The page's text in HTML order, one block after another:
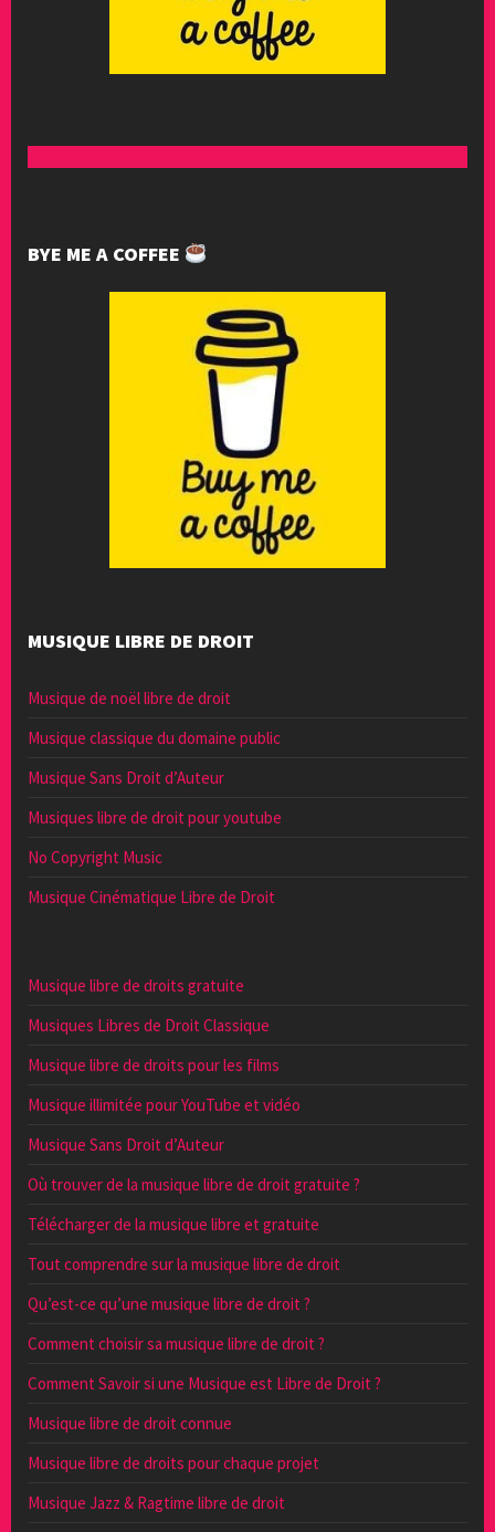
BYE ME A COFFEE
MUSIQUE LIBRE DE DROIT
Musique de noël libre de droit
Musique classique du domaine public
Musique Sans Droit d’Auteur
Musiques libre de droit pour youtube
No Copyright Music
Musique Cinématique Libre de Droit
Musique libre de droits gratuite
Musiques Libres de Droit Classique
Musique libre de droits pour les films
Musique illimitée pour YouTube et vidéo
Musique Sans Droit d’Auteur
Où trouver de la musique libre de droit gratuite ?
Télécharger de la musique libre et gratuite
Tout comprendre sur la musique libre de droit
Qu’est-ce qu’une musique libre de droit ?
Comment choisir sa musique libre de droit ?
Comment Savoir si une Musique est Libre de Droit ?
Musique libre de droit connue
Musique libre de droits pour chaque projet
Musique Jazz & Ragtime libre de droit